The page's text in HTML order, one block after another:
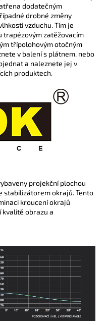
dodatečným
drobné změny
vzduchu. Tím je
trapézovým zatěžovacím
třípolohovým otočným
v balení s plátnem, nebo
a naleznete jej v
produktech.
projekční plochou
stabilizátorem okrajů. Tento
kroucení okrajů
kvalitě obrazu a